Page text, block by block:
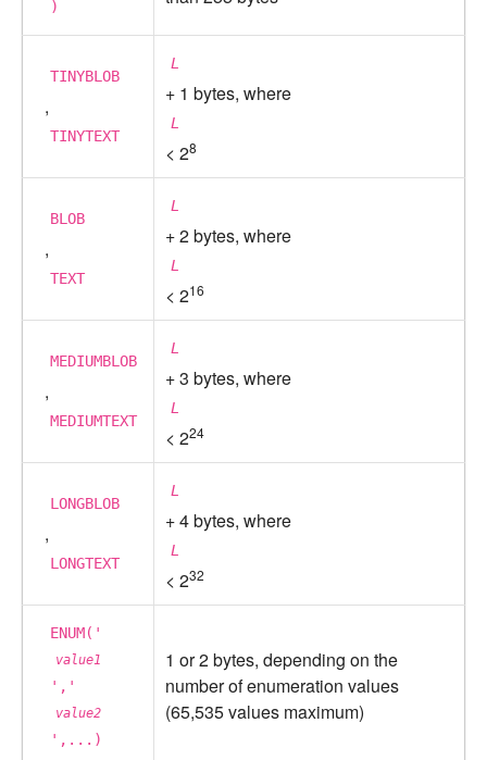
)
TINYBLOB
,
TINYTEXT
L
+ 1 bytes, where
L
< 28
BLOB
,
TEXT
L
+ 2 bytes, where
L
< 216
MEDIUMBLOB
,
MEDIUMTEXT
L
+ 3 bytes, where
L
< 224
LONGBLOB
,
LONGTEXT
L
+ 4 bytes, where
L
< 232
ENUM('
value1
','
value2
',...)
1 or 2 bytes, depending on the
number of enumeration values
(65,535 values maximum)